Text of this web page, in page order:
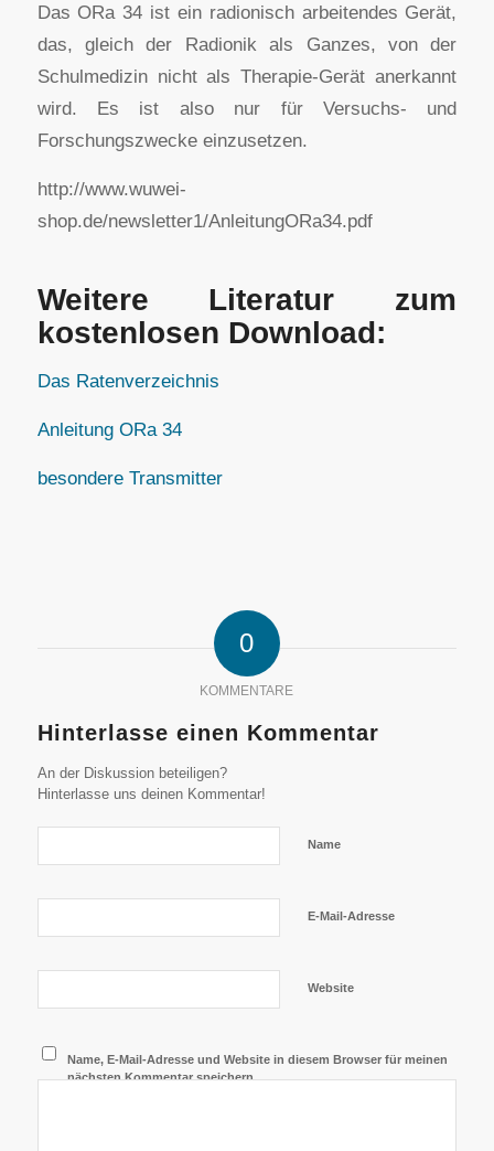
Das ORa 34 ist ein radionisch arbeitendes Gerät,
das, gleich der Radionik als Ganzes, von der
Schulmedizin nicht als Therapie-Gerät anerkannt
wird. Es ist also nur für Versuchs- und
Forschungszwecke einzusetzen.
http://www.wuwei-
shop.de/newsletter1/AnleitungORa34.pdf
Weitere Literatur zum
kostenlosen Download:
Das Ratenverzeichnis
Anleitung ORa 34
besondere Transmitter
0
KOMMENTARE
Hinterlasse einen Kommentar
An der Diskussion beteiligen?
Hinterlasse uns deinen Kommentar!
Name
E-Mail-Adresse
Website
Name, E-Mail-Adresse und Website in diesem Browser für meinen
nächsten Kommentar speichern.